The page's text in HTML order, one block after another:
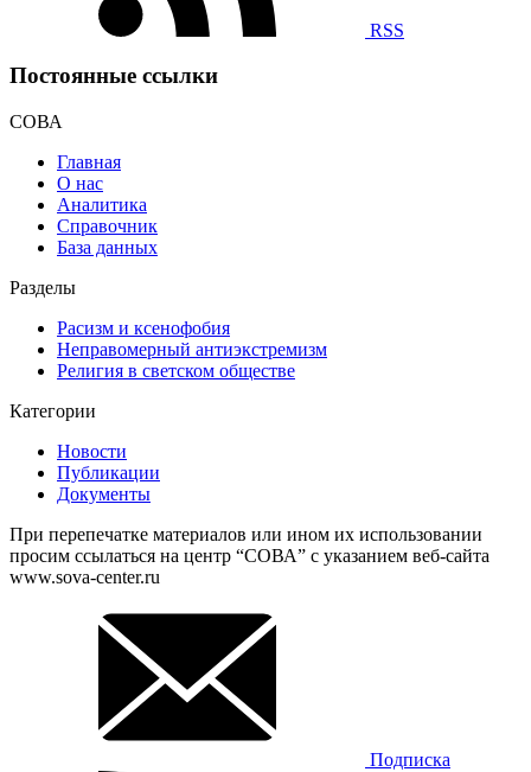
RSS
Постоянные ссылки
СОВА
Главная
О нас
Аналитика
Справочник
База данных
Разделы
Расизм и ксенофобия
Неправомерный антиэкстремизм
Религия в светском обществе
Категории
Новости
Публикации
Документы
При перепечатке материалов или ином их использовании
просим ссылаться на центр “СОВА” с указанием веб-сайта
www.sova-center.ru
Подписка